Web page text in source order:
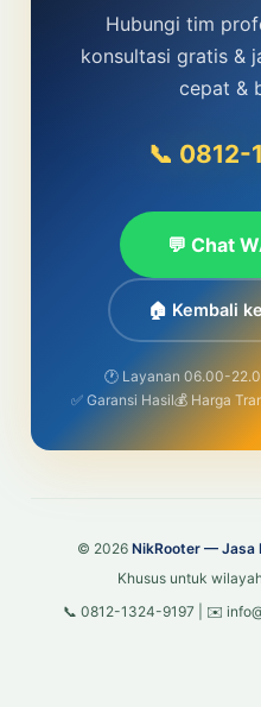
Hubungi tim
konsultasi gratis &
cepat &
📞
💬 Chat
🏠 Kembali
🕐 Layanan 06.00-
✅ Garansi Hasil💰 Harga
© 2026 NikRooter — Jasa
Khusus untuk
📞 0812-1324-9197 | ✉️